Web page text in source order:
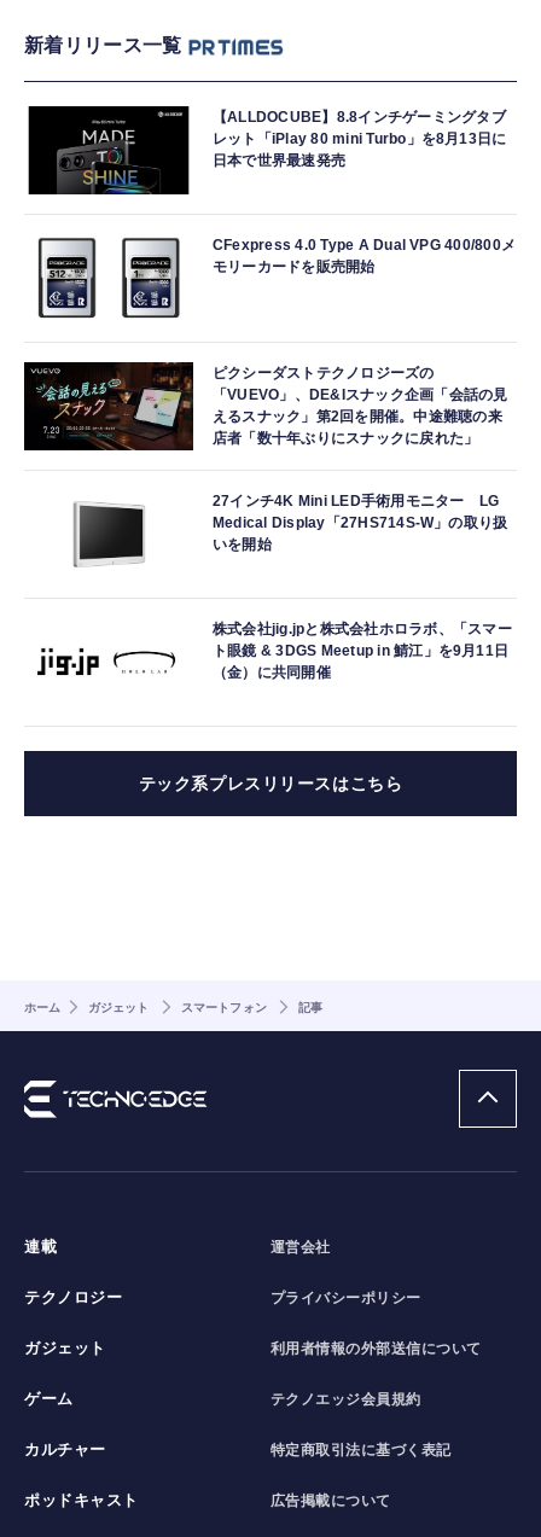
新着リリース一覧
【ALLDOCUBE】8.8インチゲーミングタブ
レット「iPlay 80 mini Turbo」を8月13日に
日本で世界最速発売
CFexpress 4.0 Type A Dual VPG 400/800メ
モリーカードを販売開始
ピクシーダストテクノロジーズの
「VUEVO」、DE&Iスナック企画「会話の見
えるスナック」第2回を開催。中途難聴の来
店者「数十年ぶりにスナックに戻れた」
27インチ4K Mini LED手術用モニター LG
Medical Display「27HS714S-W」の取り扱
いを開始
株式会社jig.jpと株式会社ホロラボ、「スマー
ト眼鏡 & 3DGS Meetup in 鯖江」を9月11日
（金）に共同開催
テック系プレスリリースはこちら
ホーム ガジェット スマートフォン 記事
連載
テクノロジー
ガジェット
ゲーム
カルチャー
ポッドキャスト
運営会社
プライバシーポリシー
利用者情報の外部送信について
テクノエッジ会員規約
特定商取引法に基づく表記
広告掲載について